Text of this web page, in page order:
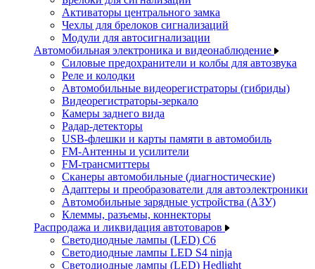
Активаторы центрального замка
Чехлы для брелоков сигнализаций
Модули для автосигнализации
Автомобильная электроника и видеонаблюдение
Силовые предохранители и колбы для автозвука
Реле и колодки
Автомобильные видеорегистраторы (гибриды)
Видеорегистраторы-зеркало
Камеры заднего вида
Радар-детекторы
USB-флешки и карты памяти в автомобиль
FM-Антенны и усилители
FM-трансмиттеры
Сканеры автомобильные (диагностические)
Адаптеры и преобразователи для автоэлектроники
Автомобильные зарядные устройства (АЗУ)
Клеммы, разъемы, коннекторы
Распродажа и ликвидация автотоваров
Светодиодные лампы (LED) C6
Светодиодные лампы LED S4 ninja
Светодиодные лампы (LED) Hedlight